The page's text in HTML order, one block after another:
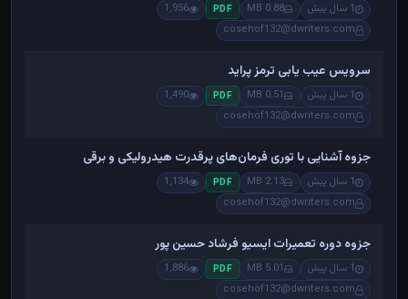
1 سال پیش 0.88 MB
PDF
1,956
cosehof132@dwriters.com
سرویس عیب یابی ترمز پراید
1 سال پیش 0.51 MB
PDF
1,490
cosehof132@dwriters.com
جزوه آشنایی با توری فرمان‌های پرقدرت هیدرولیکی و برقی
1 سال پیش 2.13 MB
PDF
1,134
cosehof132@dwriters.com
جزوه دوره تعمیرات ایسیو فرشاد حسین پور
1 سال پیش 5.01 MB
PDF
1,886
cosehof132@dwriters.com